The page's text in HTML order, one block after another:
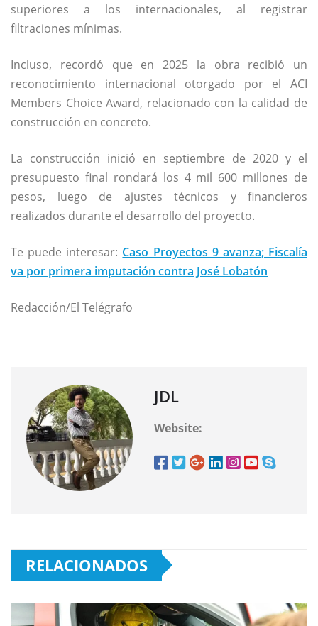
superiores a los internacionales, al registrar
filtraciones mínimas.
Incluso, recordó que en 2025 la obra recibió un
reconocimiento internacional otorgado por el ACI
Members Choice Award, relacionado con la calidad de
construcción en concreto.
La construcción inició en septiembre de 2020 y el
presupuesto final rondará los 4 mil 600 millones de
pesos, luego de ajustes técnicos y financieros
realizados durante el desarrollo del proyecto.
Te puede interesar: Caso Proyectos 9 avanza; Fiscalía
va por primera imputación contra José Lobatón
Redacción/El Telégrafo
JDL
Website:
RELACIONADOS